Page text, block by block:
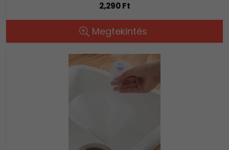
2,290 Ft
Megtekintés